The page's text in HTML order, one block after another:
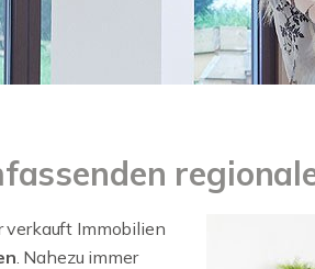
verkauft Immobilien
. Nahezu immer